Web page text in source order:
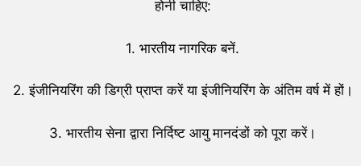
होनी चाहिए:
1. भारतीय नागरिक बनें.
2. इंजीनियरिंग की डिग्री प्राप्त करें या इंजीनियरिंग के अंतिम वर्ष में हों।
3. भारतीय सेना द्वारा निर्दिष्ट आयु मानदंडों को पूरा करें।